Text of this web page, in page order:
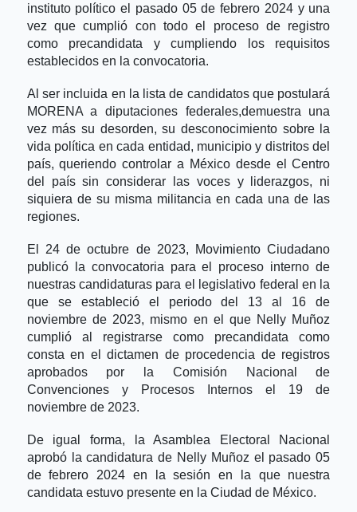
instituto político el pasado 05 de febrero 2024 y una
vez que cumplió con todo el proceso de registro
como precandidata y cumpliendo los requisitos
establecidos en la convocatoria.
Al ser incluida en la lista de candidatos que postulará
MORENA a diputaciones federales,demuestra una
vez más su desorden, su desconocimiento sobre la
vida política en cada entidad, municipio y distritos del
país, queriendo controlar a México desde el Centro
del país sin considerar las voces y liderazgos, ni
siquiera de su misma militancia en cada una de las
regiones.
El 24 de octubre de 2023, Movimiento Ciudadano
publicó la convocatoria para el proceso interno de
nuestras candidaturas para el legislativo federal en la
que se estableció el periodo del 13 al 16 de
noviembre de 2023, mismo en el que Nelly Muñoz
cumplió al registrarse como precandidata como
consta en el dictamen de procedencia de registros
aprobados por la Comisión Nacional de
Convenciones y Procesos Internos el 19 de
noviembre de 2023.
De igual forma, la Asamblea Electoral Nacional
aprobó la candidatura de Nelly Muñoz el pasado 05
de febrero 2024 en la sesión en la que nuestra
candidata estuvo presente en la Ciudad de México.